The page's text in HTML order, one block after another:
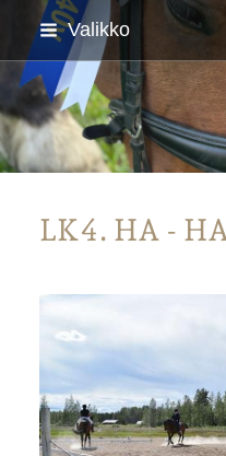
Siirry
sivun
sisältöön
Valikko
LK4. HA -